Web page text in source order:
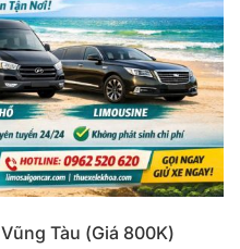
Tàu (Giá 800K)